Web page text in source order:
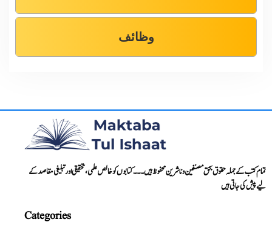
وظائف
تمام کتب کے جملہ حقوق بحق مصنفین و ناشرین محفوظ ہیں۔۔۔ کتابوں کو خالص علمی، تحقیقی اور تبلیغی مقاصد کے
لیے پیش کی جاتی ہیں
Categories